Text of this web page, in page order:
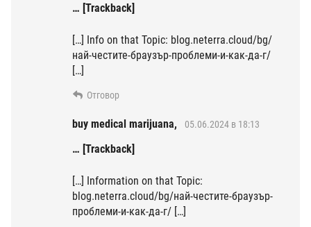
… [Trackback]
[…] Info on that Topic: blog.neterra.cloud/bg/
най-честите-браузър-проблеми-и-как-да-г/
[…]
Отговор
buy medical marijuana, 05.06.2024 в 18:13
… [Trackback]
[…] Information on that Topic:
blog.neterra.cloud/bg/най-честите-браузър-
проблеми-и-как-да-г/ […]